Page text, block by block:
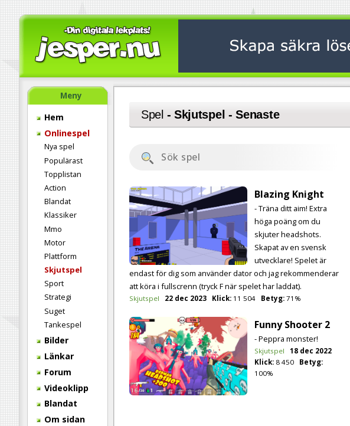
Meny
Hem
Onlinespel
Nya spel
Populärast
Topplistan
Action
Blandat
Klassiker
Mmo
Motor
Plattform
Skjutspel
Sport
Strategi
Suget
Tankespel
Bilder
Länkar
Forum
Videoklipp
Blandat
Om sidan
Spel - Skjutspel - Senaste
Blazing Knight
- Träna ditt aim! Extra
höga poäng om du
skjuter headshots.
Skapat av en svensk
utvecklare! Spelet är
endast för dig som använder dator och jag rekommenderar
att köra i fullscrenn (tryck F när spelet har laddat).
Skjutspel 22 dec 2023 Klick: 11 504 Betyg: 71%
Funny Shooter 2
- Peppra monster!
Skjutspel
18 dec 2022
Klick: 8 450
Betyg:
100%